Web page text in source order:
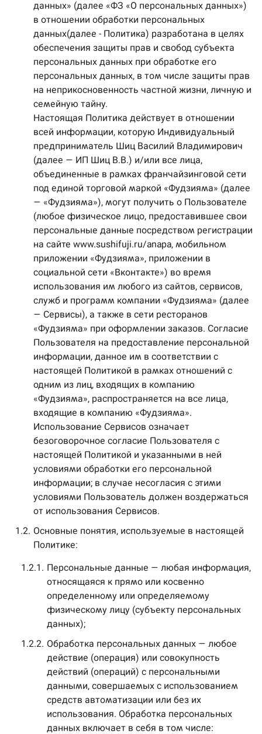
данных» (далее «ФЗ «О персональных данных»)
в отношении обработки персональных
данных(далее - Политика) разработана в целях
обеспечения защиты прав и свобод субъекта
персональных данных при обработке его
персональных данных, в том числе защиты прав
на неприкосновенность частной жизни, личную и
семейную тайну.
Настоящая Политика действует в отношении
всей информации, которую Индивидуальный
предприниматель Шиц Василий Владимирович
(далее — ИП Шиц В.В.) и/или все лица,
объединенные в рамках франчайзинговой сети
под единой торговой маркой «Фудзияма» (далее
— «Фудзияма»), могут получить о Пользователе
(любое физическое лицо, предоставившее свои
персональные данные посредством регистрации
на сайте www.sushifuji.ru/anapa, мобильном
приложении «Фудзияма», приложении в
социальной сети «Вконтакте») во время
использования им любого из сайтов, сервисов,
служб и программ компании «Фудзияма» (далее
— Сервисы), а также в сети ресторанов
«Фудзияма» при оформлении заказов. Согласие
Пользователя на предоставление персональной
информации, данное им в соответствии с
настоящей Политикой в рамках отношений с
одним из лиц, входящих в компанию
«Фудзияма», распространяется на все лица,
входящие в компанию «Фудзияма».
Использование Сервисов означает
безоговорочное согласие Пользователя с
настоящей Политикой и указанными в ней
условиями обработки его персональной
информации; в случае несогласия с этими
условиями Пользователь должен воздержаться
от использования Сервисов.
1.2. Основные понятия, используемые в настоящей
Политике:
1.2.1. Персональные данные — любая информация,
относящаяся к прямо или косвенно
определенному или определяемому
физическому лицу (субъекту персональных
данных);
1.2.2. Обработка персональных данных — любое
действие (операция) или совокупность
действий (операций) с персональными
данными, совершаемых с использованием
средств автоматизации или без их
использования. Обработка персональных
данных включает в себя в том числе: